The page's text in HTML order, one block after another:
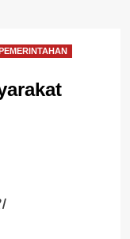
PEMERINTAHAN